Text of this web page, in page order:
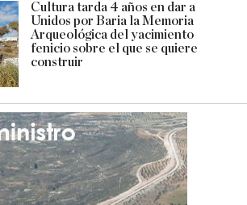
Cultura tarda 4 años en dar a
Unidos por Baria la Memoria
Arqueológica del yacimiento
fenicio sobre el que se quiere
construir